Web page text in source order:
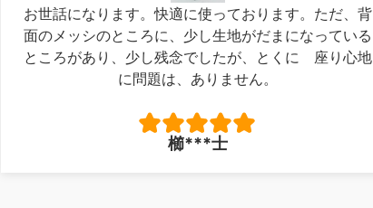
お世話になります。快適に使っております。ただ、背
面のメッシのところに、少し生地がだまになっている
ところがあり、少し残念でしたが、とくに 座り心地
に問題は、ありません。
櫛***士